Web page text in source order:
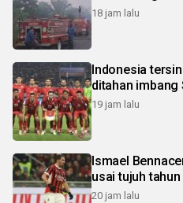
18 jam lalu
Indonesia
ditahan imbang
19 jam lalu
Ismael
usai tujuh
20 jam lalu